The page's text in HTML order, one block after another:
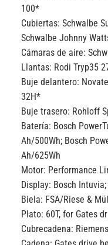
100*
Cubiertas:Schwalbe
Schwalbe Johnny
Cámaras de aire:
Llantas: Rodi Tryp35
Buje delantero:
32H*
Buje trasero: Rohloff
Batería: Bosch
Ah/500Wh; Bosch
Ah/625Wh
Motor: Performance
Display: Bosch
Biela: FSA/Riese &
Plato: 60T, for Gates
Cubrecadena: